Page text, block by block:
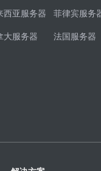
西亚服务器 菲律宾服务
大服务器 法国服务器